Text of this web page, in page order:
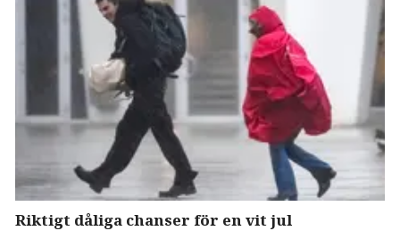
Riktigt dåliga chanser för en vit jul